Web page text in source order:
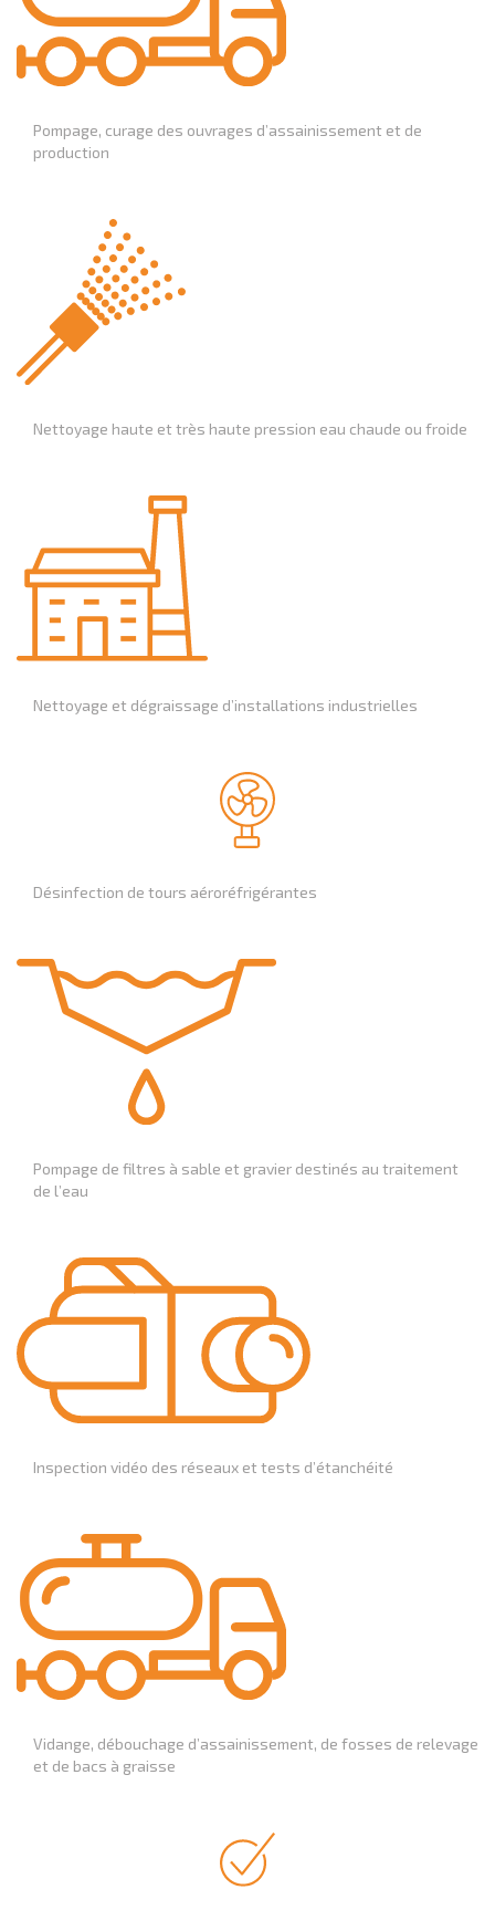
Pompage, curage des ouvrages d’assainissement et de
production
Nettoyage haute et très haute pression eau chaude ou froide
Nettoyage et dégraissage d’installations industrielles
Désinfection de tours aéroréfrigérantes
Pompage de filtres à sable et gravier destinés au traitement
de l’eau
Inspection vidéo des réseaux et tests d’étanchéité
Vidange, débouchage d’assainissement, de fosses de relevage
et de bacs à graisse